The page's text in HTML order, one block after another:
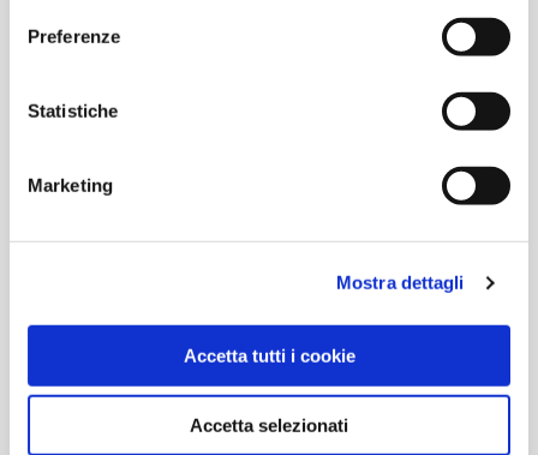
Preferenze
Statistiche
Marketing
Mostra dettagli
Accetta tutti i cookie
Accetta selezionati